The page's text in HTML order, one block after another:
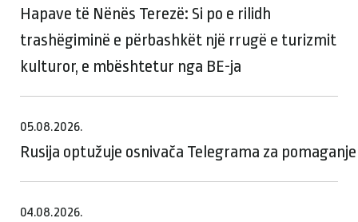
Hapave të Nënës Terezë: Si po e rilidh
trashëgiminë e përbashkët një rrugë e turizmit
kulturor, e mbështetur nga BE-ja
05.08.2026.
Rusija optužuje osnivača Telegrama za
04.08.2026.